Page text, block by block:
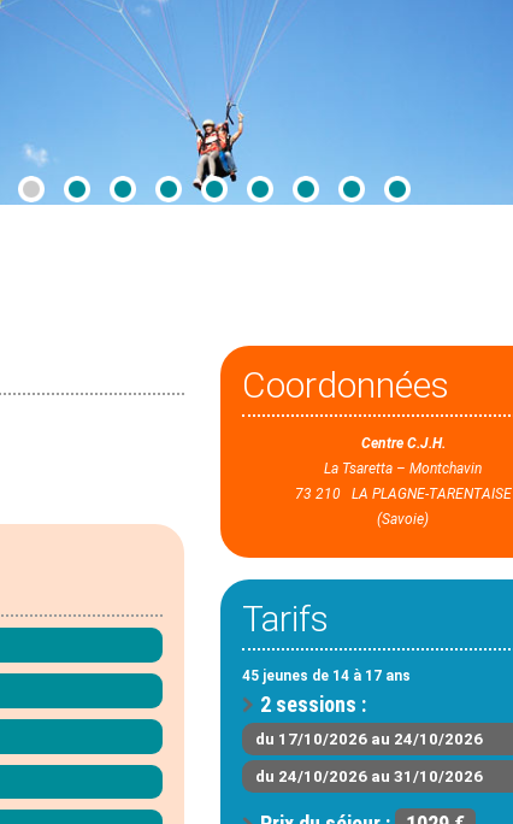
Coordonnées
Centre C.J.H.
La Tsaretta – Montchavin
73 210 LA PLAGNE-TARENTAISE
(Savoie)
Tarifs
45 jeunes de 14 à 17 ans
2 sessions :
du 17/10/2026 au 24/10/2026
du 24/10/2026 au 31/10/2026